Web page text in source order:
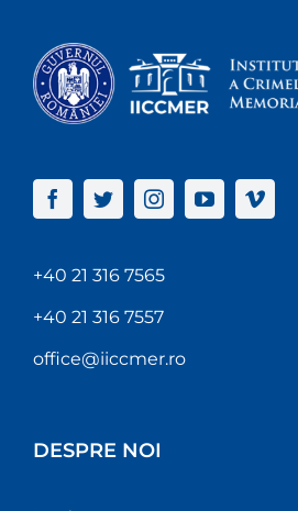
+40 21 316 7565
+40 21 316 7557
office@iiccmer.ro
DESPRE NOI